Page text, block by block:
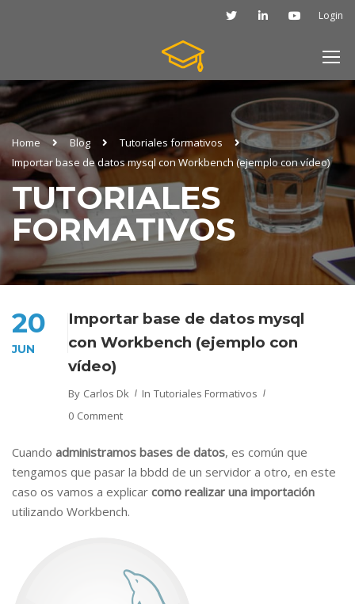
Login
Home Blog
Tutoriales formativos
Importar base de datos mysql con Workbench (ejemplo con vídeo)
TUTORIALES
FORMATIVOS
20
JUN
Importar base de datos mysql
con Workbench (ejemplo con
vídeo)
By Carlos Dk In Tutoriales Formativos
0 Comment
Cuando administramos bases de datos, es común que
tengamos que pasar la bbdd de un servidor a otro, en este
caso os vamos a explicar como realizar una importación
utilizando Workbench.